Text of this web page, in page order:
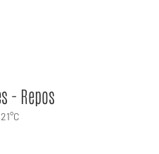
- Repos